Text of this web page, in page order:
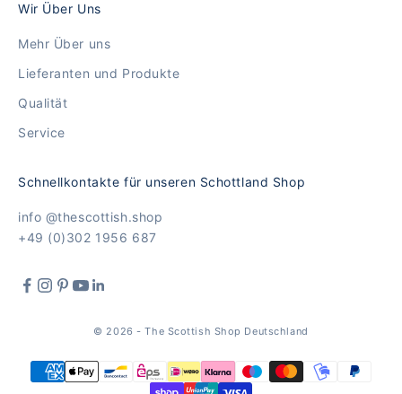
Wir Über Uns
Mehr Über uns
Lieferanten und Produkte
Qualität
Service
Schnellkontakte für unseren Schottland Shop
info @thescottish.shop
+49 (0)302 1956 687
© 2026 - The Scottish Shop Deutschland